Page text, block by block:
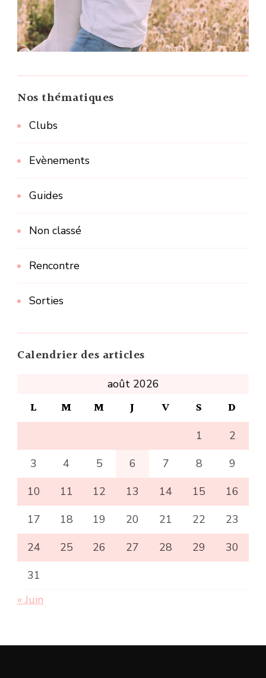
Nos thématiques
Clubs
Evènements
Guides
Non classé
Rencontre
Sorties
Calendrier des articles
août 2026
L M M J V S D
1
2
3
4 5 6 7 8
9
10
11 12 13 14 15
16
17
18 19 20 21 22
23
24
25 26 27 28 29
30
31
« Juin